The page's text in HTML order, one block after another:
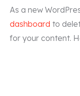
As a new
dashboard to
for your content.